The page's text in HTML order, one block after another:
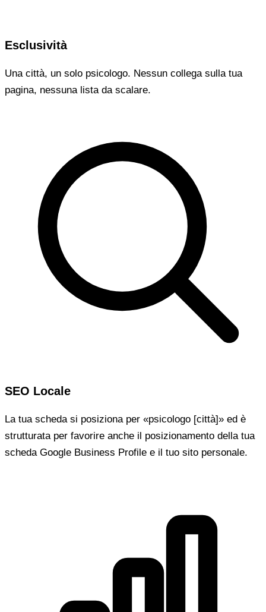
Esclusività
Una città, un solo psicologo. Nessun collega sulla tua
pagina, nessuna lista da scalare.
SEO Locale
La tua scheda si posiziona per «psicologo [città]» ed è
strutturata per favorire anche il posizionamento della tua
scheda Google Business Profile e il tuo sito personale.